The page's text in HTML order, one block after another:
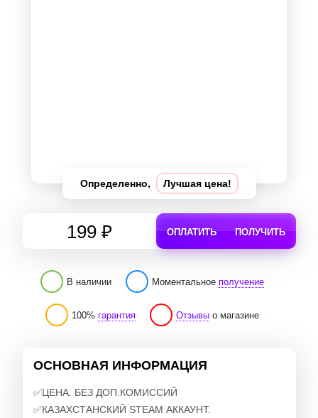
Определенно, Лучшая цена!
199 ₽ ОПЛАТИТЬ ПОЛУЧИТЬ
В наличии Моментальное получение
100% гарантия Отзывыо магазине
ОСНОВНАЯ ИНФОРМАЦИЯ
✅ЦЕНА. БЕЗ ДОП.КОМИССИЙ
✅КАЗАХСТАНСКИЙ STEAM АККАУНТ.